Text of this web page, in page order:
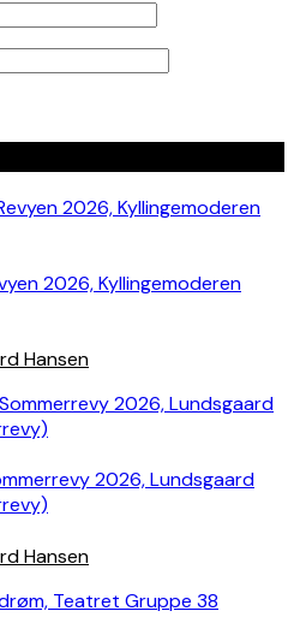
2026, Kyllingemoderen
Hansen
2026, Lundsgaard
Hansen